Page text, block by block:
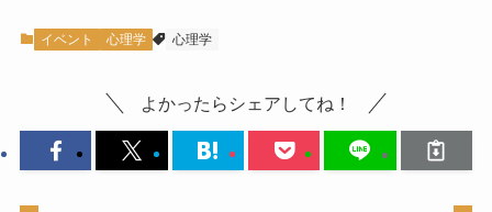
イベント 心理学 心理学
よかったらシェアしてね！